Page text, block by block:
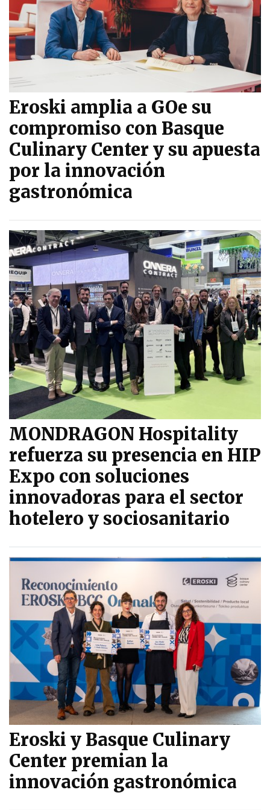
Eroski amplia a GOe su
compromiso con Basque
Culinary Center y su apuesta
por la innovación
gastronómica
MONDRAGON Hospitality
refuerza su presencia en HIP
Expo con soluciones
innovadoras para el sector
hotelero y sociosanitario
Eroski y Basque Culinary
Center premian la
innovación gastronómica